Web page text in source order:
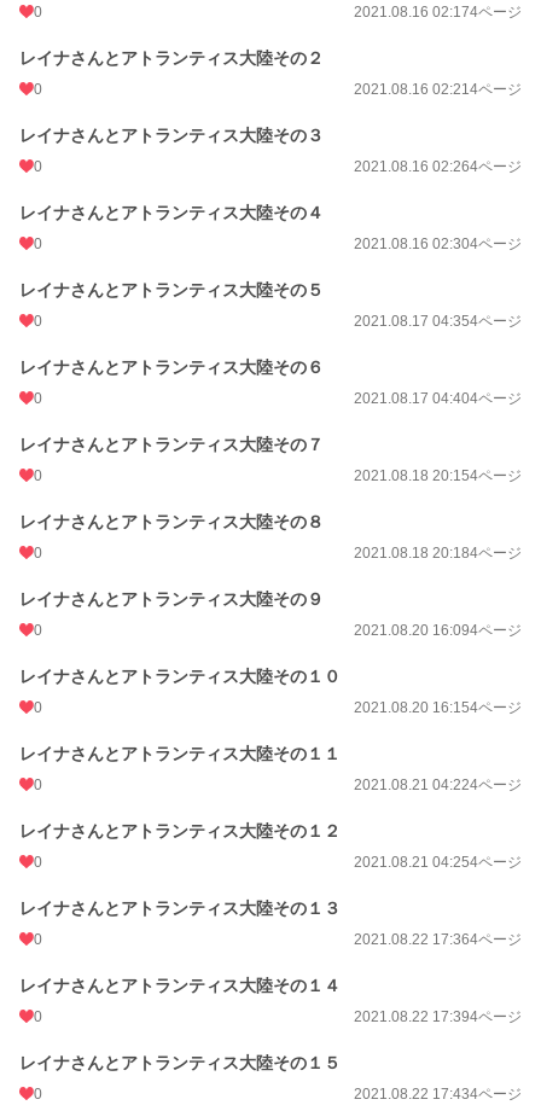
0 2021.08.16 02:174ページ
レイナさんとアトランティス大陸その２
0 2021.08.16 02:214ページ
レイナさんとアトランティス大陸その３
0 2021.08.16 02:264ページ
レイナさんとアトランティス大陸その４
0 2021.08.16 02:304ページ
レイナさんとアトランティス大陸その５
0 2021.08.17 04:354ページ
レイナさんとアトランティス大陸その６
0 2021.08.17 04:404ページ
レイナさんとアトランティス大陸その７
0 2021.08.18 20:154ページ
レイナさんとアトランティス大陸その８
0 2021.08.18 20:184ページ
レイナさんとアトランティス大陸その９
0 2021.08.20 16:094ページ
レイナさんとアトランティス大陸その１０
0 2021.08.20 16:154ページ
レイナさんとアトランティス大陸その１１
0 2021.08.21 04:224ページ
レイナさんとアトランティス大陸その１２
0 2021.08.21 04:254ページ
レイナさんとアトランティス大陸その１３
0 2021.08.22 17:364ページ
レイナさんとアトランティス大陸その１４
0 2021.08.22 17:394ページ
レイナさんとアトランティス大陸その１５
0 2021.08.22 17:434ページ